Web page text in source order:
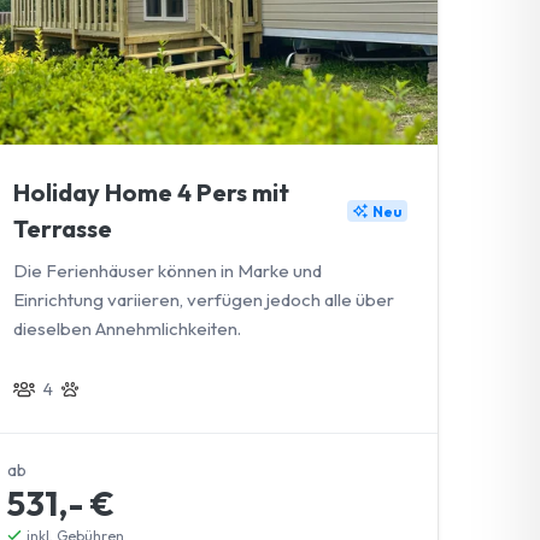
Holiday Home 4 Pers mit
Terrasse
Neu
Die Ferienhäuser können in Marke und
Einrichtung variieren, verfügen jedoch alle über
dieselben Annehmlichkeiten.
4
ab
531,- €
inkl. Gebühren